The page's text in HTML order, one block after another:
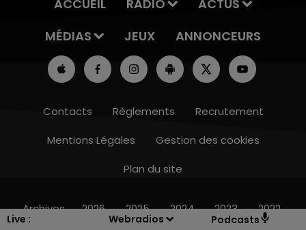
Live :
Webradios Podcasts
10h00 - 14h00
ACCUEIL RADIO
ACTUS
MÉDIAS
JEUX ANNONCEURS
Contacts Règlements
Recrutement
Mentions Légales
Gestion des cookies
Plan du site
Archives 2026 2025 2024 2023 2022